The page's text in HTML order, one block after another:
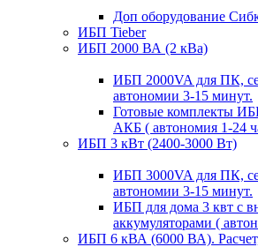
Доп оборудование
ИБП Tieber
ИБП 2000 ВА (2 кВа)
ИБП 2000VA для ПК,
автономии 3-15 минут.
Готовые комплекты
АКБ ( автономия 1-24
ИБП 3 кВт (2400-3000 Вт)
ИБП 3000VA для ПК,
автономии 3-15 минут.
ИБП для дома 3 квт с
аккумуляторами (
ИБП 6 кВА (6000 ВА).